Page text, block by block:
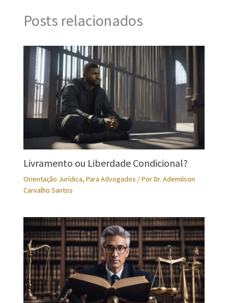
Posts relacionados
Livramento ou Liberdade Condicional?
Orientação Jurídica, Para Advogados / PorDr. Ademilson
Carvalho Santos